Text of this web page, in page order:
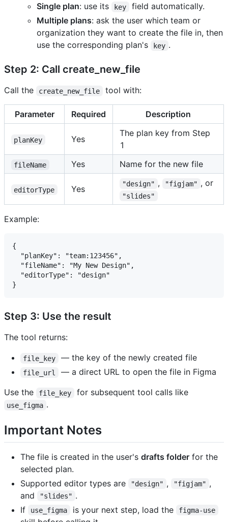
Single plan: use its key
field automatically.
Multiple plans: ask the user which team or
organization they want to create the file in, then
use the corresponding plan's
key .
Step 2: Call create_new_file
Call the create_new_file tool with:
Parameter Required Description
planKey Yes
The plan key from Step
1
fileName Yes Name for the new file
editorType Yes
"design" , "figjam" , or
"slides"
Example:
{
  "planKey": "team:123456",
  "fileName": "My New Design",
  "editorType": "design"
Step 3: Use the result
The tool returns:
file_key — the key of the newly created file
file_url
— a direct URL to open the file in Figma
Use the
file_key for subsequent tool calls like
use_figma .
Important Notes
The file is created in the user's drafts folder for the
selected plan.
Supported editor types are
"design" , "figjam" ,
and
"slides" .
If
use_figma is your next step, load the figma-use